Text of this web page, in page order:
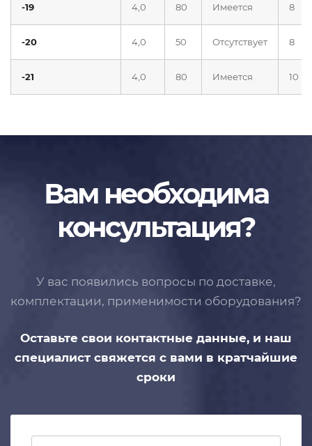
-19 4,0 80 Имеется 8
-20 4,0 50 Отсутствует 8
-21 4,0 80 Имеется 10
Вам необходима
консультация?
У вас появились вопросы по доставке,
комплектации, применимости оборудования?
Оставьте свои контактные данные, и наш
специалист свяжется с вами в кратчайшие
сроки